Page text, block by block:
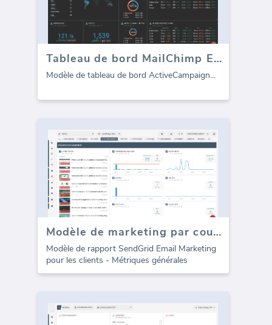
Tableau de bord MailChimp Email Marketing
Modèle de tableau de bord ActiveCampaign...
Modèle de marketing par courrier électronique SendGrid pour les agences (Rapport)
Modèle de rapport SendGrid Email Marketing
pour les clients - Métriques générales